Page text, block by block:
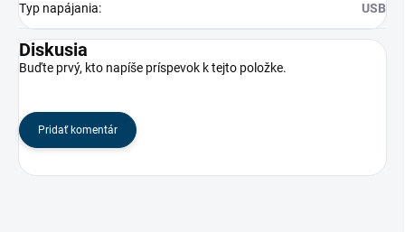
Typ napájania: USB
Diskusia
Buďte prvý, kto napíše príspevok k tejto položke.
Pridať komentár